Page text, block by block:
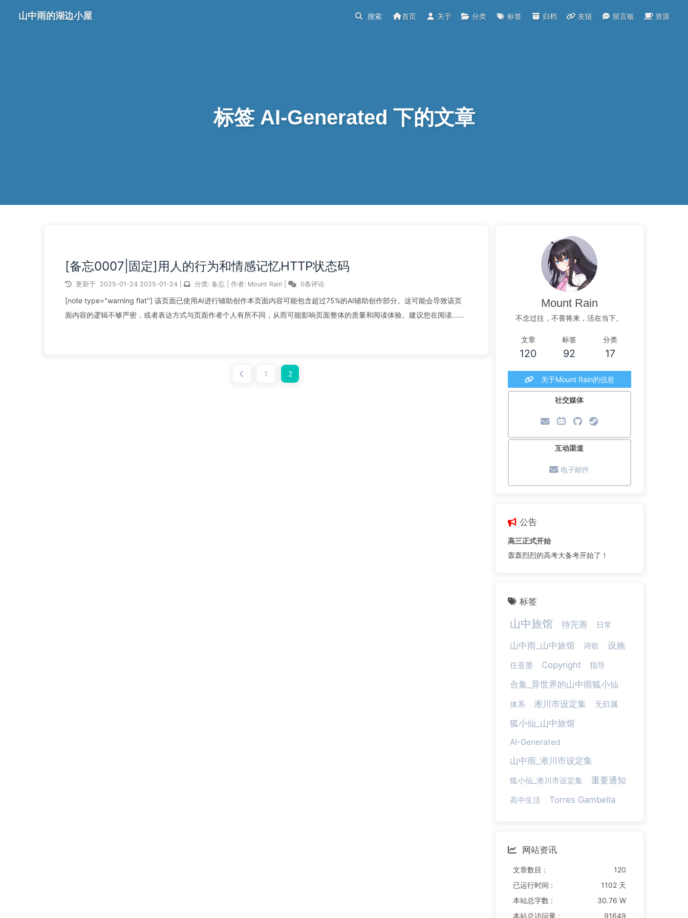
标签 AI-Generated 下的文章
山中雨的湖边小屋 首页 关于 分类 标签 归档 友链 留言板 资源
[备忘0007|固定]用人的行为和情感记忆HTTP状态码
更新于 2025-01-24 2025-01-24 分类: 备忘 作者: Mount Rain 0条评论
[note type="warning flat"] 该页面已使用AI进行辅助创作本页面内容可能包含超过75%的AI辅助创作部分。这可能会导致该页
面内容的逻辑不够严密，或者表达方式与页面作者个人有所不同，从而可能影响页面整体的质量和阅读体验。建议您在阅读...
1 2
Mount Rain
不念过往，不畏将来，活在当下。
文章
120
标签
92
分类
17
关于Mount Rain的信息
社交媒体
互动渠道
电子邮件
公告
高三正式开始
轰轰烈烈的高考大备考开始了！
标签
山中旅馆 待完善 日常
山中雨_山中旅馆 诗歌 设施
任亚墨 Copyright 指导
合集_异世界的山中雨狐小仙
体系 淅川市设定集 无归属
狐小仙_山中旅馆
AI-Generated
山中雨_淅川市设定集
狐小仙_淅川市设定集 重要通知
高中生活 Torres Gambella
网站资讯
文章数目 :
120
已运行时间 :
1102 天
本站总字数 :
30.76 W
本站总访问量 :
91649